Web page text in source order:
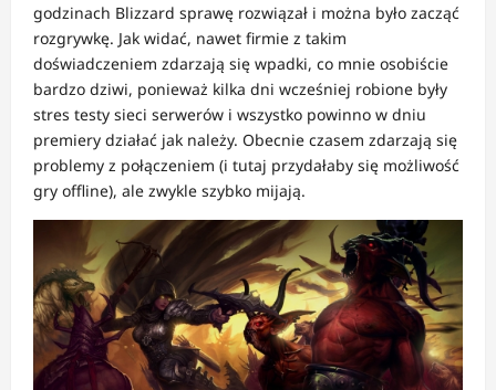
godzinach Blizzard sprawę rozwiązał i można było zacząć
rozgrywkę. Jak widać, nawet firmie z takim
doświadczeniem zdarzają się wpadki, co mnie osobiście
bardzo dziwi, ponieważ kilka dni wcześniej robione były
stres testy sieci serwerów i wszystko powinno w dniu
premiery działać jak należy. Obecnie czasem zdarzają się
problemy z połączeniem (i tutaj przydałaby się możliwość
gry offline), ale zwykle szybko mijają.